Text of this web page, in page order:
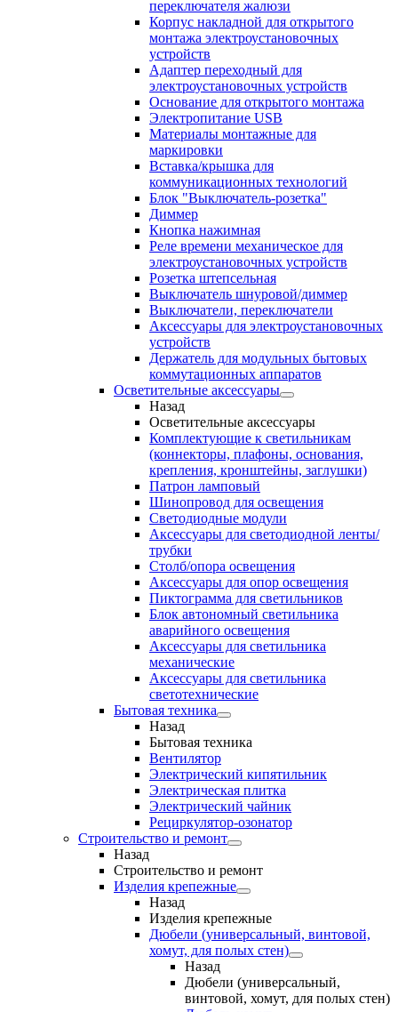
переключателя жалюзи
Корпус накладной для открытого
монтажа электроустановочных
устройств
Адаптер переходный для
электроустановочных устройств
Основание для открытого монтажа
Электропитание USB
Материалы монтажные для
маркировки
Вставка/крышка для
коммуникационных технологий
Блок "Выключатель-розетка"
Диммер
Кнопка нажимная
Реле времени механическое для
электроустановочных устройств
Розетка штепсельная
Выключатель шнуровой/диммер
Выключатели, переключатели
Аксессуары для электроустановочных
устройств
Держатель для модульных бытовых
коммутационных аппаратов
Осветительные аксессуары
Назад
Осветительные аксессуары
Комплектующие к светильникам
(коннекторы, плафоны, основания,
крепления, кронштейны, заглушки)
Патрон ламповый
Шинопровод для освещения
Светодиодные модули
Аксессуары для светодиодной ленты/
трубки
Столб/опора освещения
Аксессуары для опор освещения
Пиктограмма для светильников
Блок автономный светильника
аварийного освещения
Аксессуары для светильника
механические
Аксессуары для светильника
светотехнические
Бытовая техника
Назад
Бытовая техника
Вентилятор
Электрический кипятильник
Электрическая плитка
Электрический чайник
Рециркулятор-озонатор
Строительство и ремонт
Назад
Строительство и ремонт
Изделия крепежные
Назад
Изделия крепежные
Дюбели (универсальный, винтовой,
хомут, для полых стен)
Назад
Дюбели (универсальный,
винтовой, хомут, для полых стен)